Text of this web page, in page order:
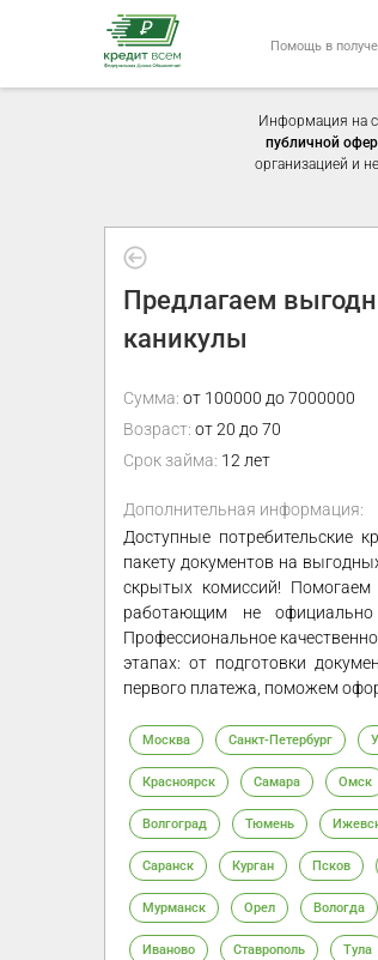
Помощь в
Информация на
публичной
организацией и
Предлагаем
каникулы
Сумма: от 100000 до 7000000
Возраст: от 20 до 70
Срок займа: 12 лет
Дополнительная информация:
Доступные
пакету документов на
скрытых комиссий!
работающим не
Профессиональное
этапах: от подготовки
первого платежа, поможем
Москва Санкт-Петербург
Красноярск Самара Омск
Волгоград Тюмень
Саранск Курган Псков
Мурманск Орел Вологда
Иваново Ставрополь Тула